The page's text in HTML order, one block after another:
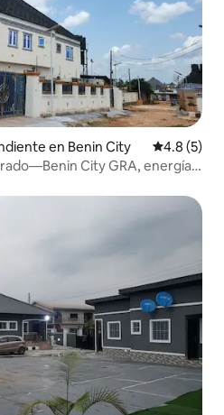
en Benin City
4.8 (5)
City GRA, energía